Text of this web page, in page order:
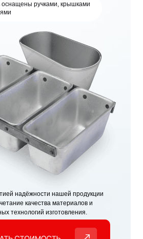
оснащены ручками, крышками
надёжности нашей продукции
качества материалов и
технологий изготовления.